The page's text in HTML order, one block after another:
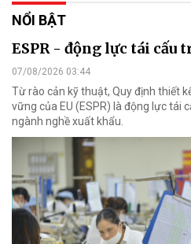
NỔI BẬT
ESPR - động lực tái cấu
07/08/2026 03:44
Từ rào cản kỹ thuật, Quy định thiết
vững của EU (ESPR) là động lực tái
ngành nghề xuất khẩu.